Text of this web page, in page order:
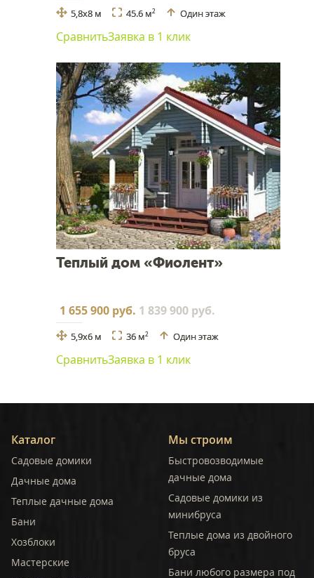
5,8x8 м 45.6 м2 Один этаж
СравнитьЗаявка в 1 клик
Теплый дом «Фиолент»
1 655 900 руб. 1 839 900 руб.
5,9x6 м 36 м2 Один этаж
СравнитьЗаявка в 1 клик
Каталог
Садовые домики
Дачные дома
Теплые дачные дома
Бани
Хозблоки
Мастерские
Мы строим
Быстровозводимые
дачные дома
Садовые домики из
минибруса
Теплые дома из двойного
бруса
Бани любого размера под